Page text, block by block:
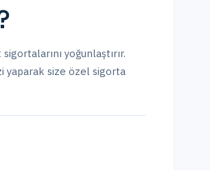
yoğunlaştırır.
yaparak size özel sigorta